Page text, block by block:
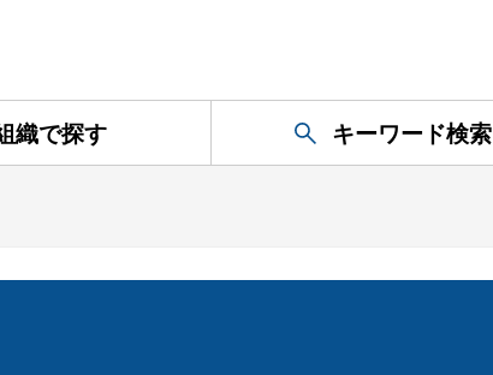
織で探す キーワード検索